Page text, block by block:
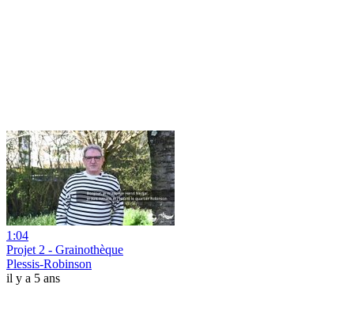
1:04
Projet 2 - Grainothèque
Plessis-Robinson
il y a 5 ans